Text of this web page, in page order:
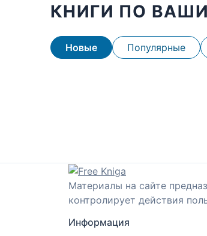
КНИГИ ПО
Новые Популярные
Материалы на сайте
контролирует действия
Информация